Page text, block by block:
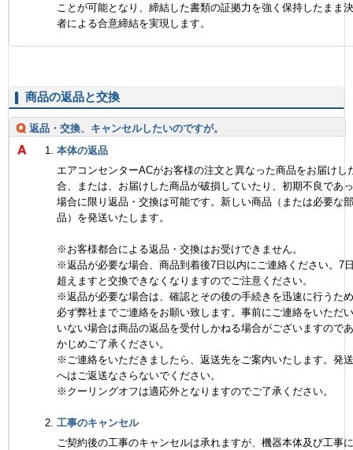
ことが可能となり、締結した書類の証拠力を強く保持したまま
者による合意締結を実現します。
商品の返品と交換
返品・交換、キャンセルしたいのですが。
本体の返品
エアコンセンターACがお客様の注文と異なった商品をお届けし
合、または、お届けした商品が破損していたり、初期不良であ
場合に限り返品・交換は可能です。新しい商品（または必要な部
品）を発送いたします。
※お客様都合による返品・交換はお受けできません。
※返品が必要な場合、商品到着後7日以内にご連絡ください。7
超えますと交換できなくなりますのでご注意ください。
※返品が必要な場合は、確認とその後の手続きを迅速に行うた
必ず弊社までご連絡をお願い致します。事前にご連絡をいただ
いない場合は商品の返品を受付しかねる場合がございますので
かじめご了承ください。
※ご連絡をいただきましたら、返送先をご案内いたします。発
へはご返送なさらないでください。
※クーリングオフは適応外となりますのでご了承ください。
工事のキャンセル
ご契約後の工事のキャンセルは承れますが、機器本体及び工事